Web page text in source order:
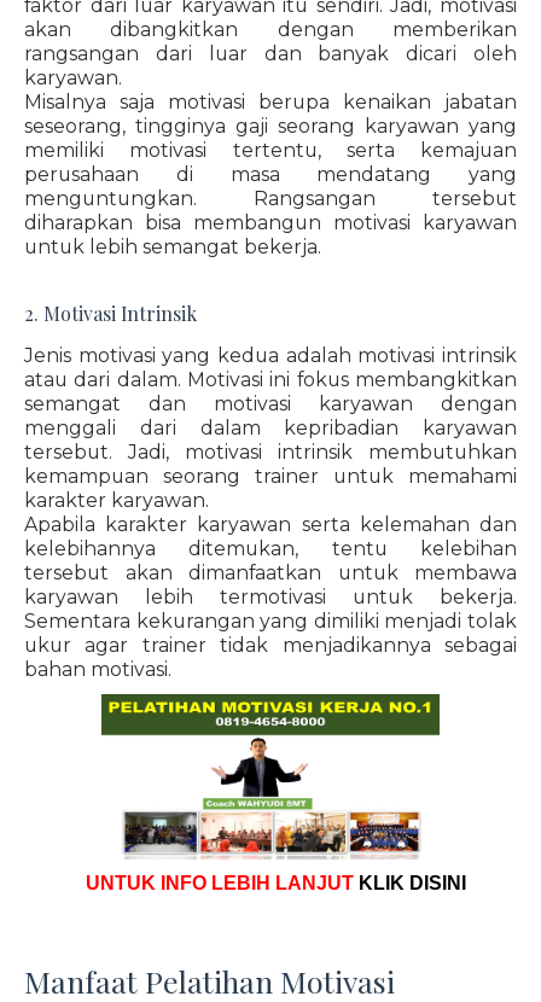
faktor dari luar karyawan itu sendiri. Jadi, motivasi
akan dibangkitkan dengan memberikan
rangsangan dari luar dan banyak dicari oleh
karyawan.
Misalnya saja motivasi berupa kenaikan jabatan
seseorang, tingginya gaji seorang karyawan yang
memiliki motivasi tertentu, serta kemajuan
perusahaan di masa mendatang yang
menguntungkan. Rangsangan tersebut
diharapkan bisa membangun motivasi karyawan
untuk lebih semangat bekerja.
2. Motivasi Intrinsik
Jenis motivasi yang kedua adalah motivasi intrinsik
atau dari dalam. Motivasi ini fokus membangkitkan
semangat dan motivasi karyawan dengan
menggali dari dalam kepribadian karyawan
tersebut. Jadi, motivasi intrinsik membutuhkan
kemampuan seorang trainer untuk memahami
karakter karyawan.
Apabila karakter karyawan serta kelemahan dan
kelebihannya ditemukan, tentu kelebihan
tersebut akan dimanfaatkan untuk membawa
karyawan lebih termotivasi untuk bekerja.
Sementara kekurangan yang dimiliki menjadi tolak
ukur agar trainer tidak menjadikannya sebagai
bahan motivasi.
UNTUK INFO LEBIH LANJUT KLIK DISINI
Manfaat Pelatihan Motivasi